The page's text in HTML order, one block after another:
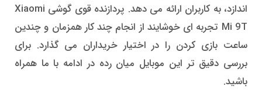
اندازد، به کاربران ارائه می دهد. پردازنده قوی گوشی Xiaomi
Mi 9T تجربه ای خوشایند از انجام چند کار همزمان و چندین
ساعت بازی کردن را در اختیار خریداران می گذارد. برای
بررسی دقیق تر این موبایل میان رده در ادامه با ما همراه
باشید.